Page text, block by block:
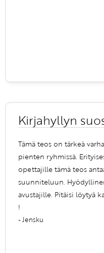
Kirjahyllyn
Tämä teos on tärkeä
pienten ryhmissä.
opettajille tämä teos
suunniteluun.
avustajille. Pitäisi löytyä
!
- Jensku